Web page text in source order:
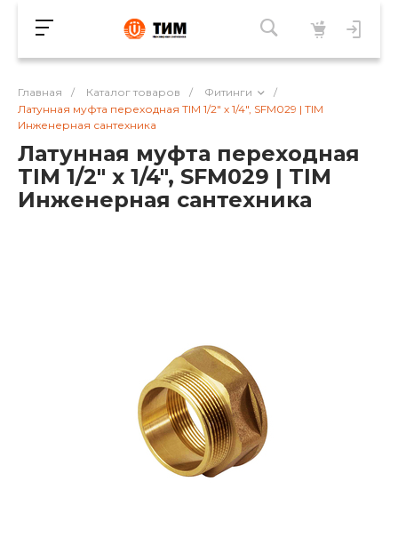
Главная / Каталог товаров / Фитинги
/
Латунная муфта переходная TIM 1/2" х 1/4", SFM029 | TIM
Инженерная сантехника
Латунная муфта переходная
TIM 1/2" х 1/4", SFM029 | TIM
Инженерная сантехника